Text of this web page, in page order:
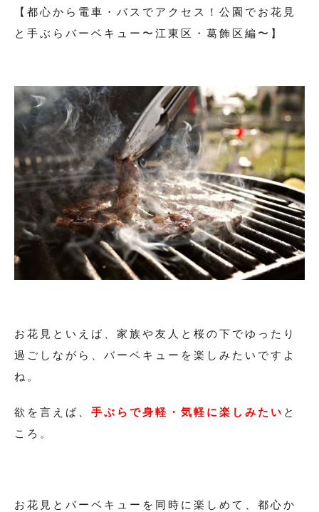
【都心から電車・バスでアクセス！公園でお花見
と手ぶらバーベキュー〜江東区・葛飾区編〜】
お花見といえば、家族や友人と桜の下でゆったり
過ごしながら、バーベキューを楽しみたいですよ
ね。
欲を言えば、 手ぶらで身軽・気軽に楽しみたい と
ころ。
お花見とバーベキューを同時に楽しめて、都心か